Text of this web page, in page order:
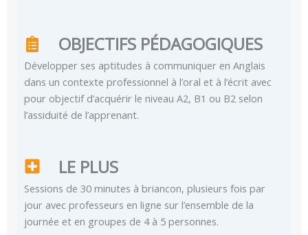
OBJECTIFS PÉDAGOGIQUES
Développer ses aptitudes à communiquer en Anglais
dans un contexte professionnel à l’oral et à l’écrit avec
pour objectif d’acquérir le niveau A2, B1 ou B2 selon
l’assiduité de l’apprenant.
LE PLUS
Sessions de 30 minutes à briancon, plusieurs fois par
jour avec professeurs en ligne sur l’ensemble de la
journée et en groupes de 4 à 5 personnes.